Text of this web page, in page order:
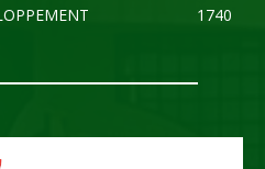
1740